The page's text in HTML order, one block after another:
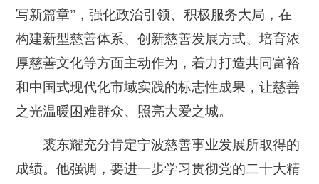
写新篇章”，强化政治引领、积极服务大局，在
构建新型慈善体系、创新慈善发展方式、培育浓
厚慈善文化等方面主动作为，着力打造共同富裕
和中国式现代化市域实践的标志性成果，让慈善
之光温暖困难群众、照亮大爱之城。
裘东耀充分肯定宁波慈善事业发展所取得的
成绩。他强调，要进一步学习贯彻党的二十大精